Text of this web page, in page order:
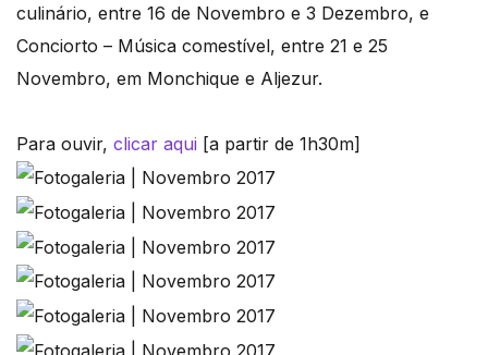
culinário, entre 16 de Novembro e 3 Dezembro, e
Conciorto – Música comestível, entre 21 e 25
Novembro, em Monchique e Aljezur.
Para ouvir, clicar aqui [a partir de 1h30m]